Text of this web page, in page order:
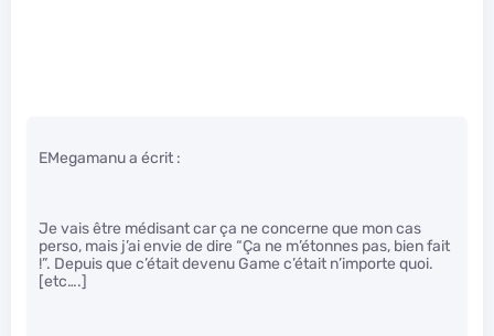
EMegamanu a écrit :
Je vais être médisant car ça ne concerne que mon cas
perso, mais j’ai envie de dire “Ça ne m’étonnes pas, bien fait
!”. Depuis que c’était devenu Game c’était n’importe quoi.
[etc….]